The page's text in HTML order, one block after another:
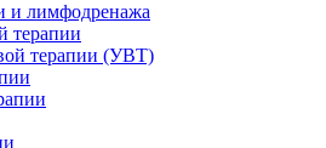
и лимфодренажа
терапии
терапии (УВТ)